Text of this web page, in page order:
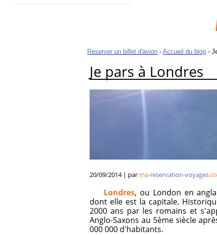
Le Blog de billets d'avion
Reserver un billet d'avion ›Accueil du blog ›
Je pars à Londres
20/09/2014 | par ma-reservation-voyages
Londres, ou London en
dont elle est la capitale.
2000 ans par les romains et
Anglo-Saxons au 5ème siècle
000 000 d'habitants.